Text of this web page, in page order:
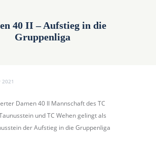
40 II – Aufstieg in die
Gruppenliga
2021
Damen 40 II Mannschaft des TC
und TC Wehen gelingt als
der Aufstieg in die Gruppenliga